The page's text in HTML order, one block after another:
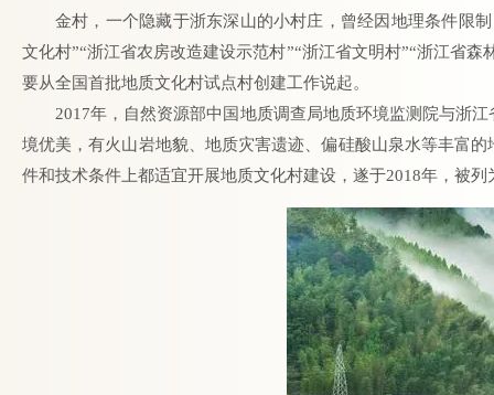
金村，一个隐藏于浙东深山的小村庄，曾经因地理条件限
文化村”“浙江省农房改造建设示范村”“浙江省文明村”“浙江省
要从全国首批地质文化村试点村创建工作说起。
2017年，自然资源部中国地质调查局地质环境监测院与浙
境优美，有火山岩地貌、地质灾害遗迹、偏硅酸山泉水等丰富
件和技术条件上都适宜开展地质文化村建设，遂于2018年，被